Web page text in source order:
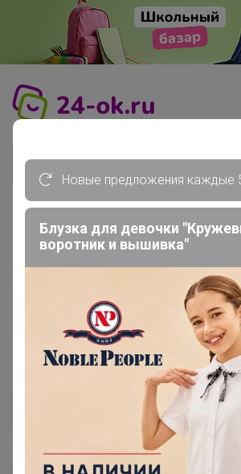
Вход
Новые предложения каждые
Блузка для девочки
воротник и вышивка"